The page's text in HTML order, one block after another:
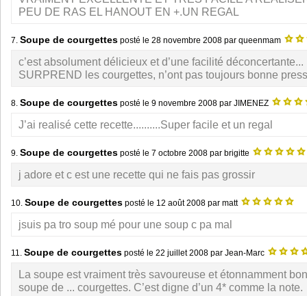
PEU DE RAS EL HANOUT EN +.UN REGAL
7. Soupe de courgettes posté le 28 novembre 2008 par queenmam
c’est absolument délicieux et d’une facilité
SURPREND les courgettes, n’ont pas toujours bonne
8. Soupe de courgettes posté le 9 novembre 2008 par JIMENEZ
J’ai realisé cette recette..........Super facile et un regal
9. Soupe de courgettes posté le 7 octobre 2008 par brigitte
j adore et c est une recette qui ne fais pas grossir
10. Soupe de courgettes posté le 12 août 2008 par matt
jsuis pa tro soup mé pour une soup c pa mal
11. Soupe de courgettes posté le 22 juillet 2008 par Jean-Marc
La soupe est vraiment très savoureuse et étonnamment
soupe de ... courgettes. C’est digne d’un 4* comme la note.